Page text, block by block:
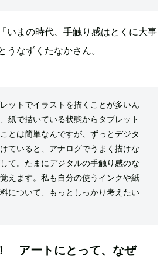
いまの時代、手触り感はとくに大事
うなずくたなかさん。
ットでイラストを描くことが多いん
紙で描いている状態からタブレット
とは簡単なんですが、ずっとデジタ
ていると、アナログでうまく描けな
て。たまにデジタルの手触り感のな
えます。私も自分の使うインクや紙
について、もっとしっかり考えたい
アートにとって、なぜ